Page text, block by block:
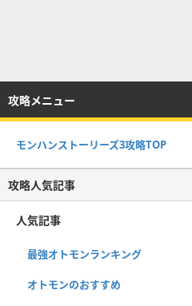
攻略メニュー
モンハンストーリーズ3攻略TOP
攻略人気記事
人気記事
最強オトモンランキング
オトモンのおすすめ